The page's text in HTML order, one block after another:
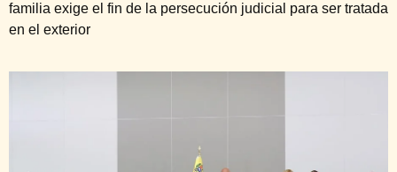
familia exige el fin de la persecución judicial para ser tratada
en el exterior